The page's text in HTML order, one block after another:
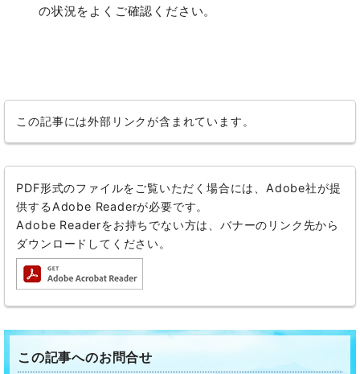
の状況をよくご確認ください。
この記事には外部リンクが含まれています。
PDF形式のファイルをご覧いただく場合には、Adobe社が提
供するAdobe Readerが必要です。
Adobe Readerをお持ちでない方は、バナーのリンク先から
ダウンロードしてください。
この記事へのお問合せ